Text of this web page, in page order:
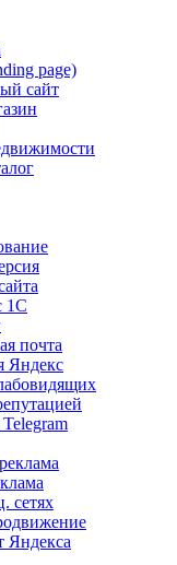
page)
сайт
1С
почта
Яндекс
сетях
Яндекса